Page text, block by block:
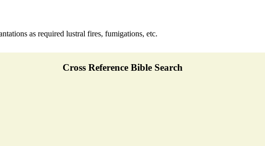
as required lustral fires, fumigations, etc.
Cross Reference Bible Search